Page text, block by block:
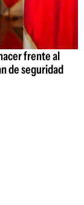
frente al
de seguridad